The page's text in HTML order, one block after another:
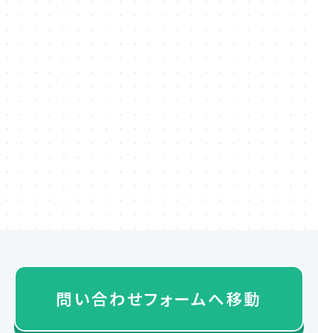
したリアル店舗との連携施策の設計や設定のサポー
トを行います。
運用サポート
ご提案などを行います。
問い合わせフォームへ移動